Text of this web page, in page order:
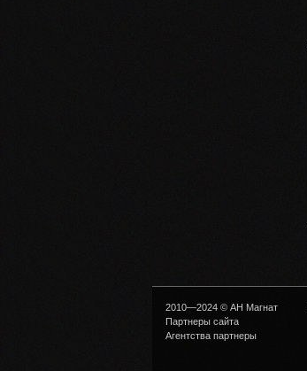
2010—2024 © АН Магнат
Партнеры сайта
Агентства партнеры